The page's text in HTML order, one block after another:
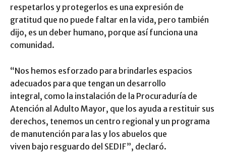
respetarlos y protegerlos es una expresión de
gratitud que no puede faltar en la vida, pero también
dijo, es un deber humano, porque así funciona una
comunidad.
“Nos hemos esforzado para brindarles espacios
adecuados para que tengan un desarrollo
integral, como la instalación de la Procuraduría de
Atención al Adulto Mayor, que los ayuda a restituir sus
derechos, tenemos un centro regional y un programa
de manutención para las y los abuelos que
viven bajo resguardo del SEDIF”, declaró.